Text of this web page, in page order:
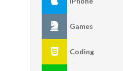
Games
Coding